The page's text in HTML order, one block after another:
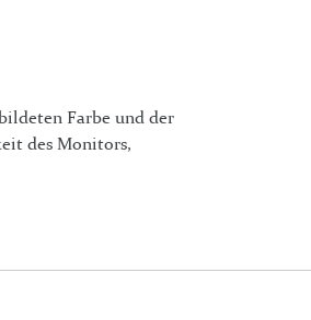
Farbe und der
des Monitors,